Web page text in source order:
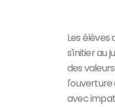
Les
s'initier au
des
l'ouverture
avec